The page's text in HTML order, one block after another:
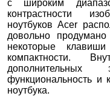
с широким
контрастности
ноутбуков Acer
довольно
некоторые
компактности.
дополнительных
функциональность и
ноутбука.